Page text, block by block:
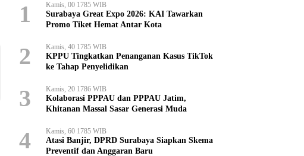
1 Kamis, 00 1785 WIB
Surabaya Great Expo 2026: KAI Tawarkan
Promo Tiket Hemat Antar Kota
2 Kamis, 40 1785 WIB
KPPU Tingkatkan Penanganan Kasus TikTok
ke Tahap Penyelidikan
3 Kamis, 20 1786 WIB
Kolaborasi PPPAU dan PPPAU Jatim,
Khitanan Massal Sasar Generasi Muda
4 Kamis, 60 1785 WIB
Atasi Banjir, DPRD Surabaya Siapkan Skema
Preventif dan Anggaran Baru